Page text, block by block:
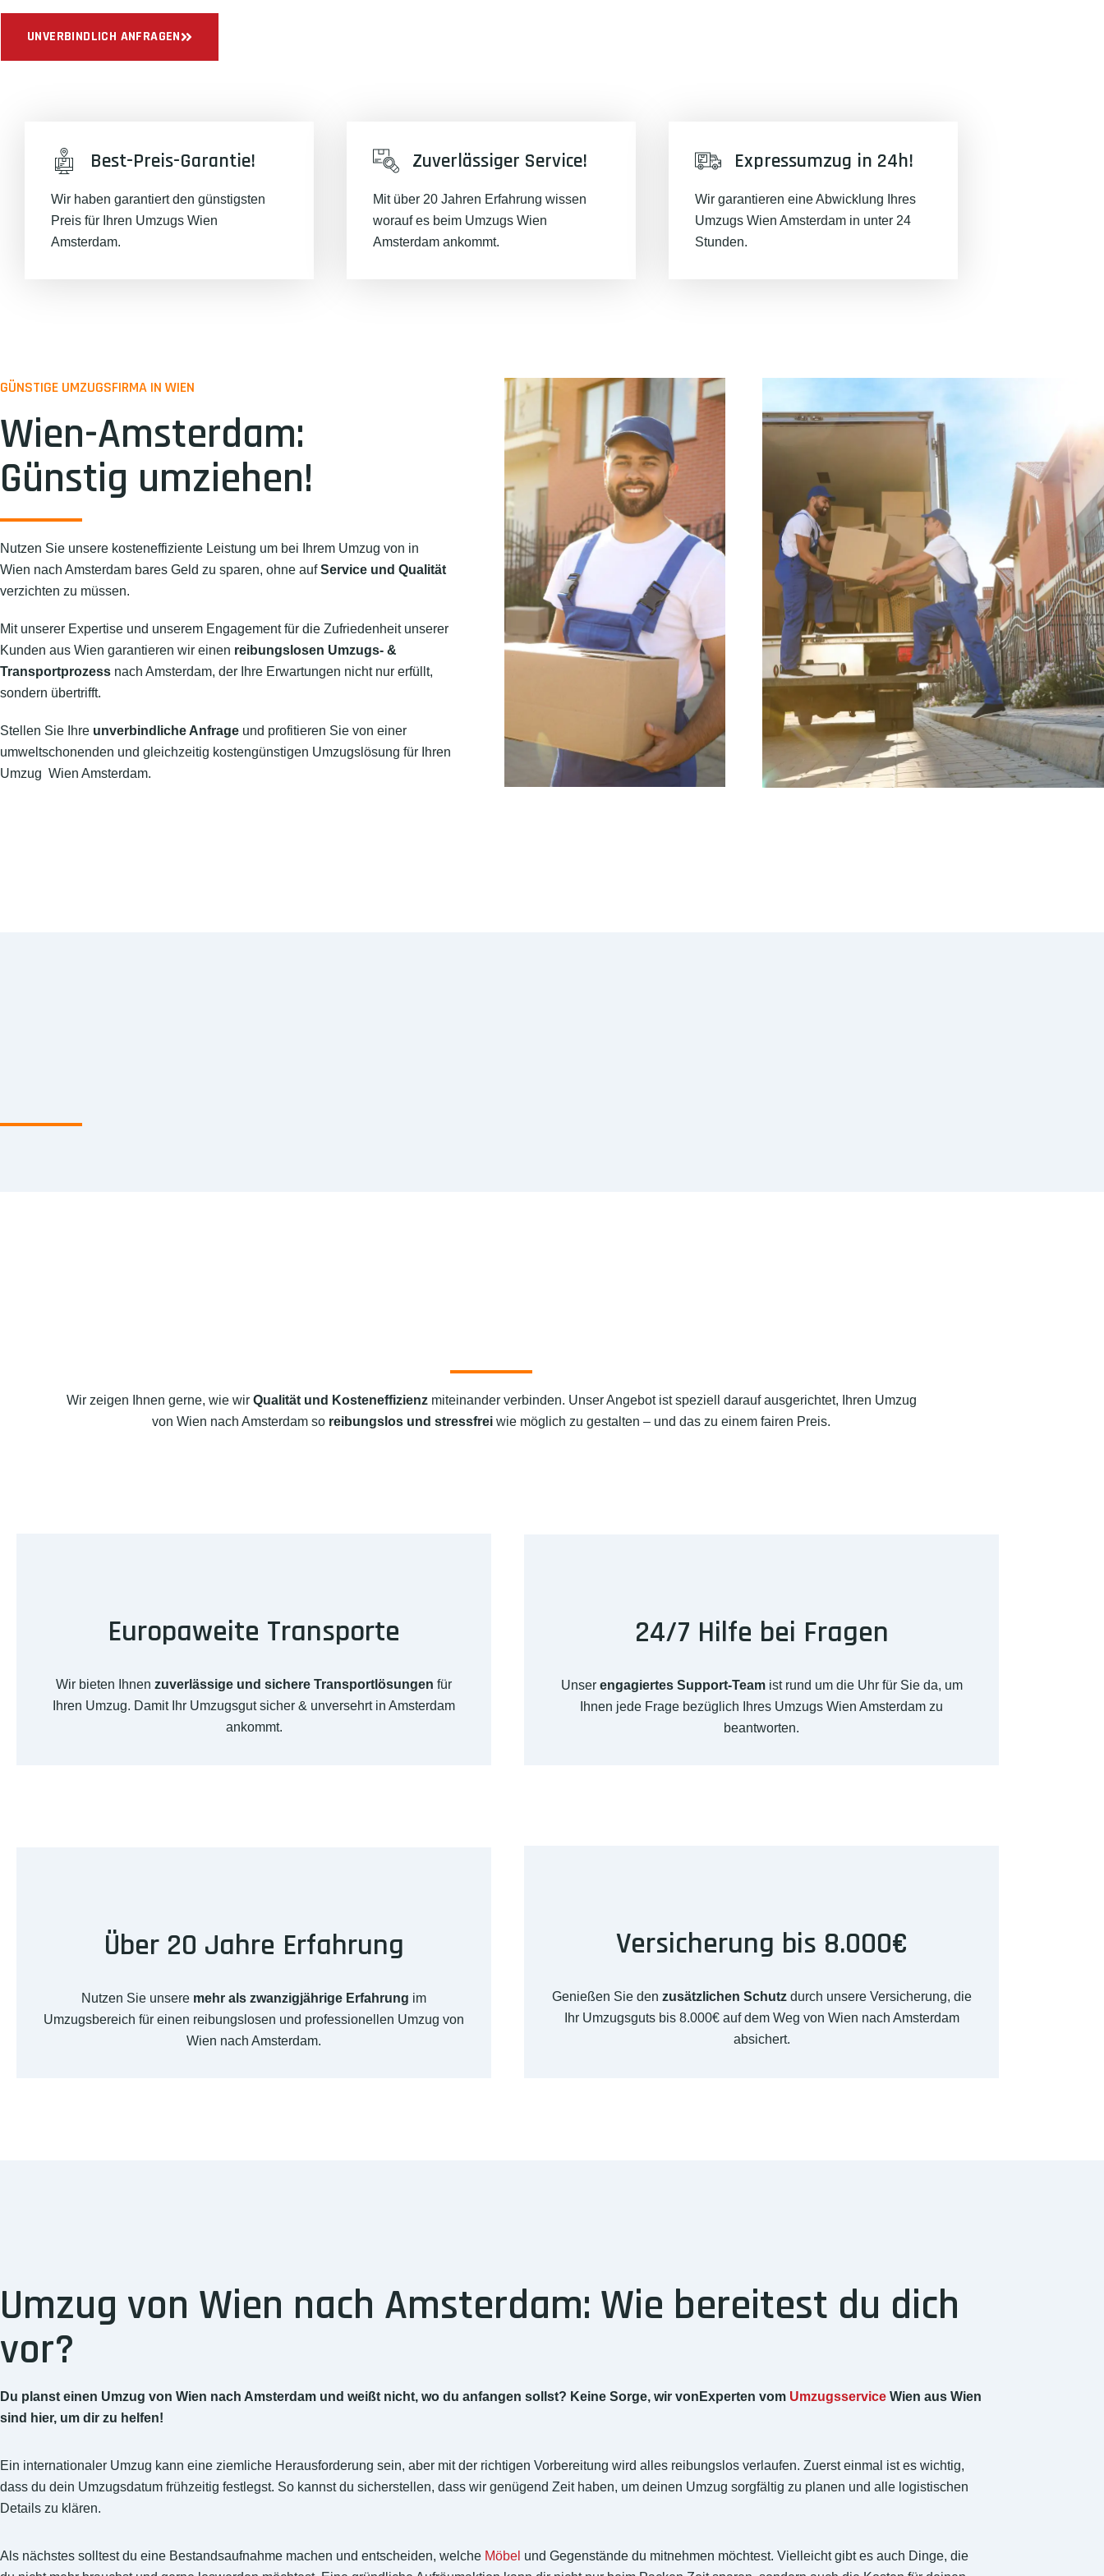
UNVERBINDLICH ANFRAGEN
Best-Preis-Garantie!
Wir haben garantiert den günstigsten
Preis für Ihren Umzugs Wien
Amsterdam.
Zuverlässiger Service!
Mit über 20 Jahren Erfahrung wissen
worauf es beim Umzugs Wien
Amsterdam ankommt.
Expressumzug in 24h!
Wir garantieren eine Abwicklung Ihres
Umzugs Wien Amsterdam in unter 24
Stunden.
GÜNSTIGE UMZUGSFIRMA IN WIEN
Wien-Amsterdam:
Günstig umziehen!
Nutzen Sie unsere kosteneffiziente Leistung um bei Ihrem Umzug von in
Wien nach Amsterdam bares Geld zu sparen, ohne aufService und Qualität
verzichten zu müssen.
Mit unserer Expertise und unserem Engagement für die Zufriedenheit unserer
Kunden aus Wien garantieren wir einen reibungslosen Umzugs- &
Transportprozess nach Amsterdam, der Ihre Erwartungen nicht nur erfüllt,
sondern übertrifft.
Stellen Sie Ihre unverbindliche Anfrage und profitieren Sie von einer
umweltschonenden und gleichzeitig kostengünstigen Umzugslösung für Ihren
Umzug Wien Amsterdam.
Wir zeigen Ihnen gerne, wie wir Qualität und Kosteneffizienzmiteinander verbinden. Unser Angebot ist speziell darauf ausgerichtet, Ihren Umzug
von Wien nach Amsterdam so reibungslos und stressfrei wie möglich zu gestalten – und das zu einem fairen Preis.
Europaweite Transporte
Wir bieten Ihnen zuverlässige und sichere Transportlösungen für
Ihren Umzug. Damit Ihr Umzugsgut sicher & unversehrt in Amsterdam
ankommt.
24/7 Hilfe bei Fragen
Unser engagiertes Support-Teamist rund um die Uhr für Sie da, um
Ihnen jede Frage bezüglich Ihres Umzugs Wien Amsterdam zu
beantworten.
Über 20 Jahre Erfahrung
Nutzen Sie unsere mehr als zwanzigjährige Erfahrung im
Umzugsbereich für einen reibungslosen und professionellen Umzug von
Wien nach Amsterdam.
Versicherung bis 8.000€
Genießen Sie den zusätzlichen Schutzdurch unsere Versicherung, die
Ihr Umzugsguts bis 8.000€ auf dem Weg von Wien nach Amsterdam
absichert.
Umzug von Wien nach Amsterdam: Wie bereitest du dich
vor?
Du planst einen Umzug von Wien nach Amsterdam und weißt nicht, wo du anfangen sollst? Keine Sorge, wir vonExperten vom Umzugsservice Wien aus Wien
sind hier, um dir zu helfen!
Ein internationaler Umzug kann eine ziemliche Herausforderung sein, aber mit der richtigen Vorbereitung wird alles reibungslos verlaufen. Zuerst einmal ist es wichtig,
dass du dein Umzugsdatum frühzeitig festlegst. So kannst du sicherstellen, dass wir genügend Zeit haben, um deinen Umzug sorgfältig zu planen und alle logistischen
Details zu klären.
Als nächstes solltest du eine Bestandsaufnahme machen und entscheiden, welche Möbel und Gegenstände du mitnehmen möchtest. Vielleicht gibt es auch Dinge, die